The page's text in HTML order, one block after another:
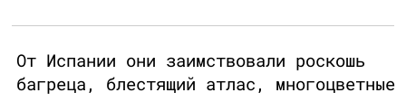
От Испании они заимствовали роскошь
багреца, блестящий атлас, многоцветные